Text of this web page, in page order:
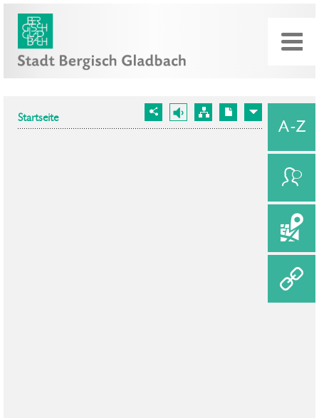
Startseite